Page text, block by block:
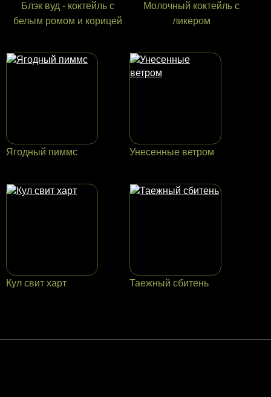
Блэк вуд - коктейль с
белым ромом и корицей
Молочный коктейль с
ликером
Ягодный пиммс Унесенные ветром
Кул свит харт Таежный сбитень